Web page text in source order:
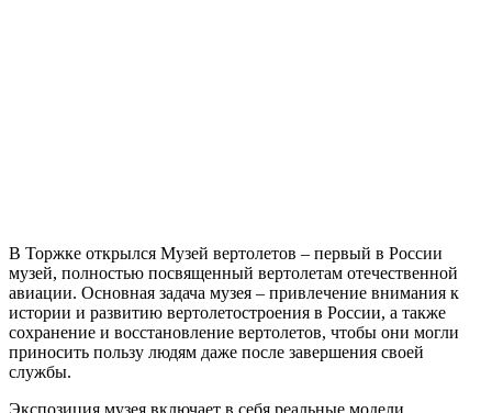
В Торжке открылся Музей вертолетов – первый в России
музей, полностью посвященный вертолетам отечественной
авиации. Основная задача музея – привлечение внимания к
истории и развитию вертолетостроения в России, а также
сохранение и восстановление вертолетов, чтобы они могли
приносить пользу людям даже после завершения своей
службы.
Экспозиция музея включает в себя реальные модели